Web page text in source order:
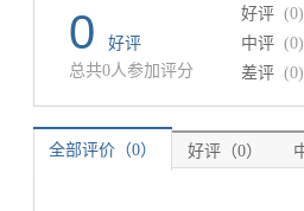
0
好评
总共0人参加评分
好评 (0)
中评 (0)
差评 (0)
全部评价（0） 好评（0）